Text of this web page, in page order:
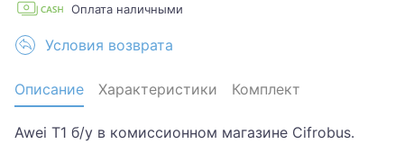
Оплата наличными
Условия возврата
Описание Характеристики Комплект
Awei T1 б/у в комиссионном магазине Cifrobus.